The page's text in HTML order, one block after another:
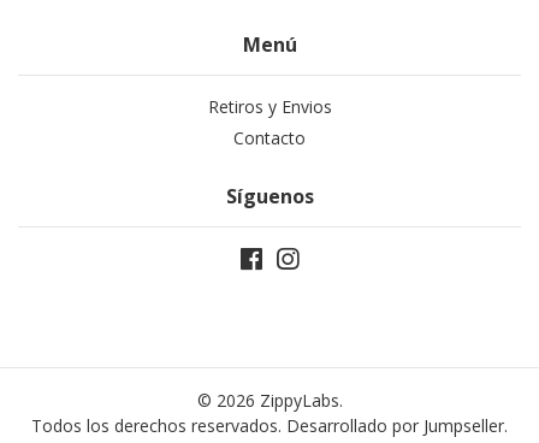
Menú
Retiros y Envios
Contacto
Síguenos
© 2026 ZippyLabs.
Todos los derechos reservados. Desarrollado por Jumpseller.